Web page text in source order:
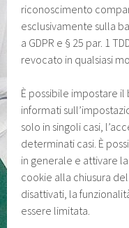
riconoscimento
esclusivamente sulla
a GDPR e § 25 par. 1
revocato in qualsiasi
È possibile impostare
informati
solo in singoli casi,
determinati casi. È
in generale e attivare
cookie alla chiusura
disattivati, la
essere limitata.